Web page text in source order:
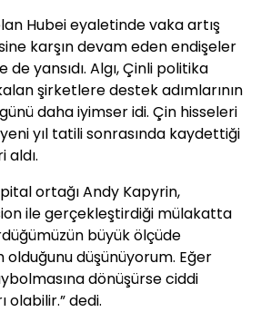
Hubei eyaletinde vaka artış
karşın devam eden endişeler
de yansıdı. Algı, Çinli politika
şirketlere destek adımlarının
daha iyimser idi. Çin hisseleri
yıl tatili sonrasında kaydettiği
aldı.
ortağı Andy Kapyrin,
ile gerçekleştirdiği mülakatta
büyük ölçüde
düşünüyorum. Eğer
dönüşürse ciddi
olabilir.” dedi.